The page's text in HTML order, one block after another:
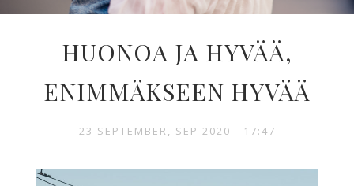
HUONOA JA HYVÄÄ,
ENIMMÄKSEEN HYVÄÄ
23 SEPTEMBER, SEP 2020 - 17:47